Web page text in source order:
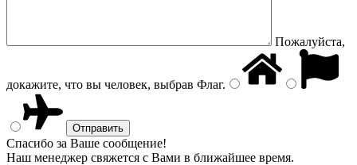
Пожалуйста,
докажите, что вы человек, выбрав Флаг.
Спасибо за Ваше сообщение!
Наш менеджер свяжется с Вами в ближайшее время.